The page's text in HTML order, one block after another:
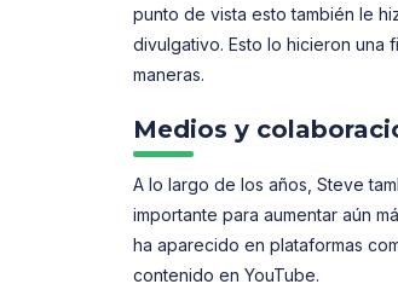
punto de vista esto también le
divulgativo. Esto lo hicieron una
maneras.
Medios y
A lo largo de los años, Steve
importante para aumentar aún
ha aparecido en plataformas
contenido en YouTube.